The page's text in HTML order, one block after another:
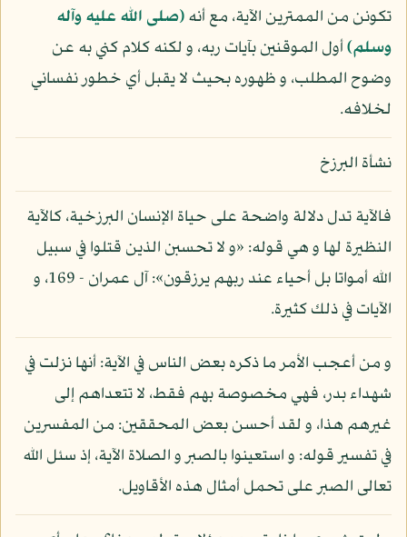
تكونن من الممترين الآية، مع أنه(صلى الله عليه وآله
وسلم)أول الموقنين بآيات ربه، و لكنه كلام كني به عن
وضوح المطلب، و ظهوره بحيث لا يقبل أي خطور نفساني
لخلافه.
نشأة البرزخ
فالآية تدل دلالة واضحة على حياة الإنسان البرزخية، كالآية
النظيرة لها و هي قوله: «و لا تحسبن الذين قتلوا في سبيل
الله أمواتا بل أحياء عند ربهم يرزقون»: آل عمران - 169، و
الآيات في ذلك كثيرة.
و من أعجب الأمر ما ذكره بعض الناس في الآية: أنها نزلت في
شهداء بدر، فهي مخصوصة بهم فقط، لا تتعداهم إلى
غيرهم هذا، و لقد أحسن بعض المحققين: من المفسرين
في تفسير قوله: و استعينوا بالصبر و الصلاة الآية، إذ سئل الله
تعالى الصبر على تحمل أمثال هذه الأقاويل.